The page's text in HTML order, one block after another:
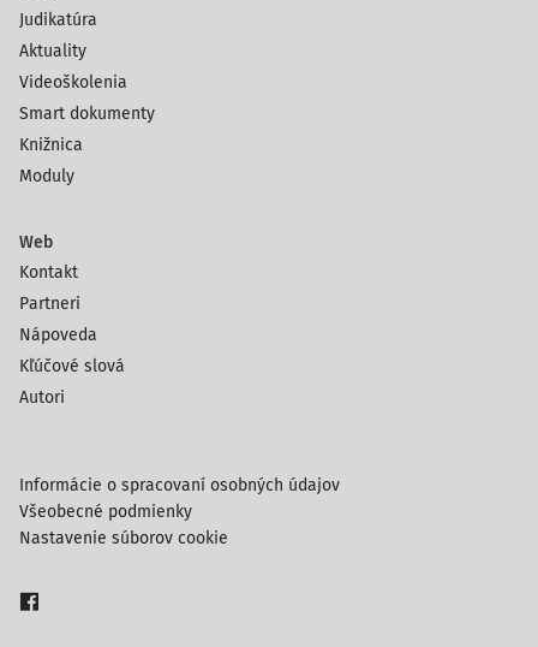
Judikatúra
Aktuality
Videoškolenia
Smart dokumenty
Knižnica
Moduly
Web
Kontakt
Partneri
Nápoveda
Kľúčové slová
Autori
Informácie o spracovaní osobných údajov
Všeobecné podmienky
Nastavenie súborov cookie